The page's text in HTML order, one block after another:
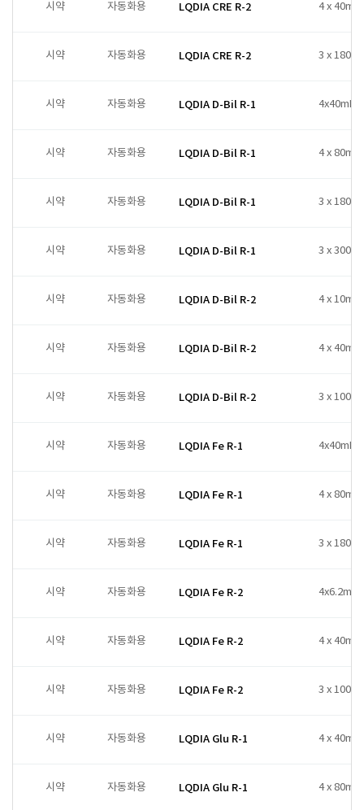
시약 자동화용 LQDIA CRE R-2 4 x 40ml
시약 자동화용 LQDIA CRE R-2 3 x 180ml
시약 자동화용 LQDIA D-Bil R-1 4x40mL
시약 자동화용 LQDIA D-Bil R-1 4 x 80ml
시약 자동화용 LQDIA D-Bil R-1 3 x 180ml
시약 자동화용 LQDIA D-Bil R-1 3 x 300ml
시약 자동화용 LQDIA D-Bil R-2 4 x 10ml
시약 자동화용 LQDIA D-Bil R-2 4 x 40ml
시약 자동화용 LQDIA D-Bil R-2 3 x 100ml
시약 자동화용 LQDIA Fe R-1 4x40mL
시약 자동화용 LQDIA Fe R-1 4 x 80ml
시약 자동화용 LQDIA Fe R-1 3 x 180ml
시약 자동화용 LQDIA Fe R-2 4x6.2mL
시약 자동화용 LQDIA Fe R-2 4 x 40ml
시약 자동화용 LQDIA Fe R-2 3 x 100ml
시약 자동화용 LQDIA Glu R-1 4 x 40ml
시약 자동화용 LQDIA Glu R-1 4 x 80ml